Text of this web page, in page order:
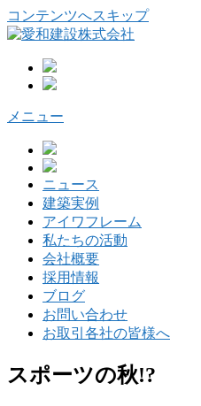
コンテンツへスキップ
メニュー
ニュース
建築実例
アイワフレーム
私たちの活動
会社概要
採用情報
ブログ
お問い合わせ
お取引各社の皆様へ
スポーツの秋!?